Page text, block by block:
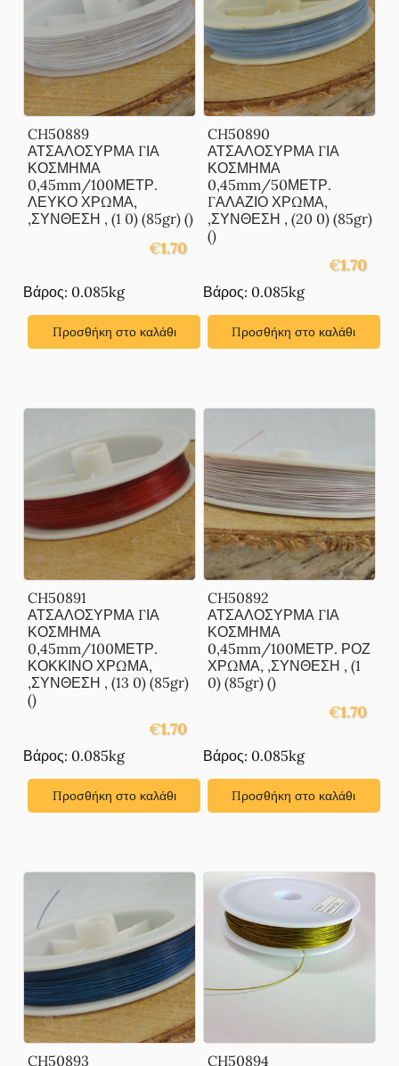
CH50889
ΑΤΣΑΛΟΣΥΡΜΑ ΓΙΑ
ΚΟΣΜΗΜΑ
0,45mm/100ΜΕΤΡ.
ΛΕΥΚΟ ΧΡΩΜΑ,
,ΣΥΝΘΕΣΗ , (1 0) (85gr) ()
€1.70
Βάρος: 0.085kg
Προσθήκη στο καλάθι
CH50890
ΑΤΣΑΛΟΣΥΡΜΑ ΓΙΑ
ΚΟΣΜΗΜΑ
0,45mm/50ΜΕΤΡ.
ΓΑΛΑΖΙΟ ΧΡΩΜΑ,
,ΣΥΝΘΕΣΗ , (20 0) (85gr)
()
€1.70
Βάρος: 0.085kg
Προσθήκη στο καλάθι
CH50891
ΑΤΣΑΛΟΣΥΡΜΑ ΓΙΑ
ΚΟΣΜΗΜΑ
0,45mm/100ΜΕΤΡ.
ΚΟΚΚΙΝΟ ΧΡΩΜΑ,
,ΣΥΝΘΕΣΗ , (13 0) (85gr)
()
€1.70
Βάρος: 0.085kg
Προσθήκη στο καλάθι
CH50892
ΑΤΣΑΛΟΣΥΡΜΑ ΓΙΑ
ΚΟΣΜΗΜΑ
0,45mm/100ΜΕΤΡ. ΡΟΖ
ΧΡΩΜΑ, ,ΣΥΝΘΕΣΗ , (1
0) (85gr) ()
€1.70
Βάρος: 0.085kg
Προσθήκη στο καλάθι
CH50893 CH50894